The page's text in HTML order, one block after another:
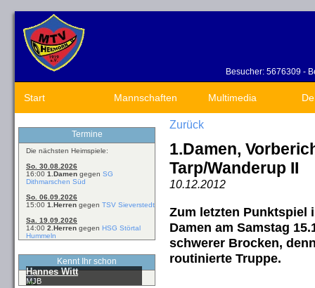
Besucher: 5676309 -
Start Mannschaften Multimedia
Termine
Die nächsten Heimspiele:
So. 30.08.2026
16:00 1.Damen gegen SG
Dithmarschen Süd
So. 06.09.2026
15:00 1.Herren gegen TSV Sieverstedt
Sa. 19.09.2026
14:00 2.Herren gegen HSG Störtal
Hummeln
Kennt Ihr schon
Hannes Witt
MJB
Zurück
1.Damen,
Tarp/Wanderup II
10.12.2012
Zum letzten Punktspiel
Damen am Samstag
schwerer Brocken,
routinierte Truppe.